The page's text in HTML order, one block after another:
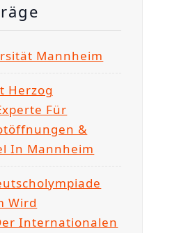
Mannheim
Herzog
Für
&
In Mannheim
Wird
Internationalen